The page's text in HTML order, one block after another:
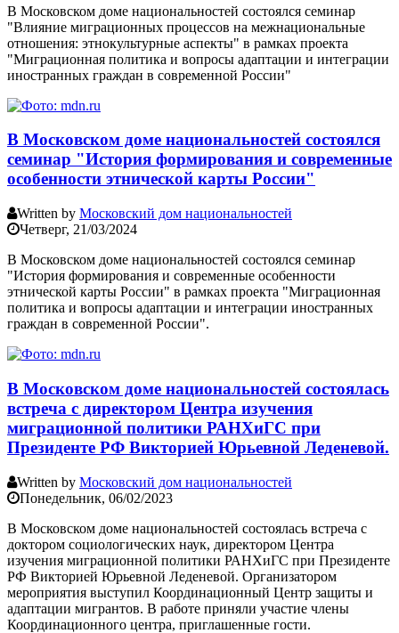
В Московском доме национальностей состоялся семинар
"Влияние миграционных процессов на межнациональные
отношения: этнокультурные аспекты" в рамках проекта
"Миграционная политика и вопросы адаптации и интеграции
иностранных граждан в современной России"
В Московском доме национальностей состоялся
семинар "История формирования и современные
особенности этнической карты России"
Written by Московский дом национальностей
Четверг, 21/03/2024
В Московском доме национальностей состоялся семинар
"История формирования и современные особенности
этнической карты России" в рамках проекта "Миграционная
политика и вопросы адаптации и интеграции иностранных
граждан в современной России".
В Московском доме национальностей состоялась
встреча с директором Центра изучения
миграционной политики РАНХиГС при
Президенте РФ Викторией Юрьевной Леденевой.
Written by Московский дом национальностей
Понедельник, 06/02/2023
В Московском доме национальностей состоялась встреча с
доктором социологических наук, директором Центра
изучения миграционной политики РАНХиГС при Президенте
РФ Викторией Юрьевной Леденевой. Организатором
мероприятия выступил Координационный Центр защиты и
адаптации мигрантов. В работе приняли участие члены
Координационного центра, приглашенные гости.